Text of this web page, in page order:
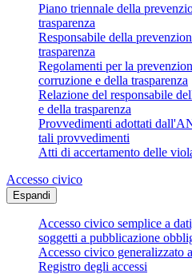
Piano triennale della
trasparenza
Responsabile della
trasparenza
Regolamenti per la
corruzione e della trasparenza
Relazione del responsabile
e della trasparenza
Provvedimenti adottati
tali provvedimenti
Atti di accertamento delle
Accesso civico
Espandi
Accesso civico semplice a
soggetti a pubblicazione
Accesso civico generalizzato
Registro degli accessi